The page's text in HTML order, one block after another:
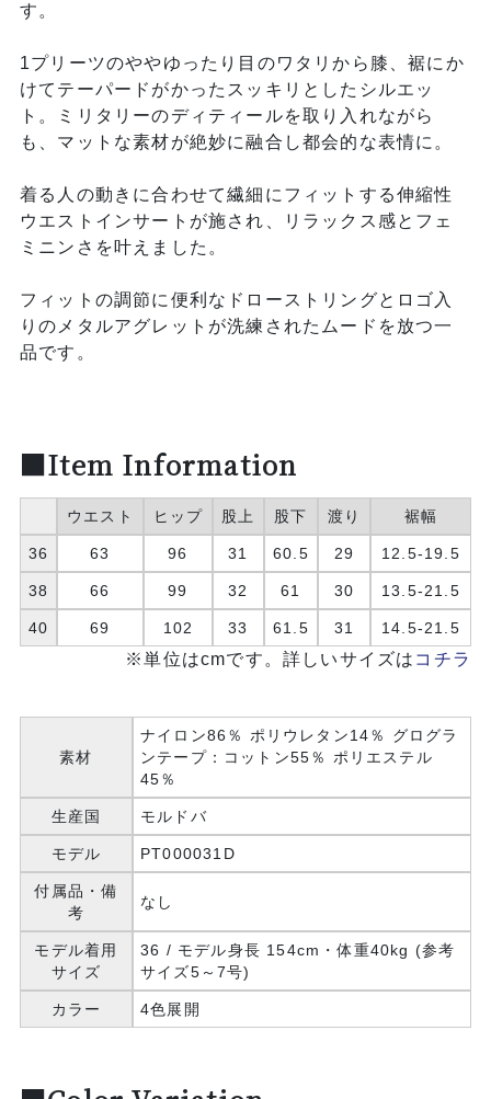
す。
1プリーツのややゆったり目のワタリから膝、裾にか
けてテーパードがかったスッキリとしたシルエッ
ト。ミリタリーのディティールを取り入れながら
も、マットな素材が絶妙に融合し都会的な表情に。
着る人の動きに合わせて繊細にフィットする伸縮性
ウエストインサートが施され、リラックス感とフェ
ミニンさを叶えました。
フィットの調節に便利なドローストリングとロゴ入
りのメタルアグレットが洗練されたムードを放つ一
品です。
■Item Information
ウエスト ヒップ 股上 股下 渡り 裾幅
36 63 96 31 60.5 29 12.5-19.5
38 66 99 32 61 30 13.5-21.5
40 69 102 33 61.5 31 14.5-21.5
※単位はcmです。詳しいサイズは コチラ
素材
ナイロン86％ ポリウレタン14％ グログラ
ンテープ：コットン55％ ポリエステル
45％
生産国 モルドバ
モデル PT000031D
付属品・備
考
なし
モデル着用
サイズ
36 / モデル身長 154cm・体重40kg (参考
サイズ5～7号)
カラー 4色展開